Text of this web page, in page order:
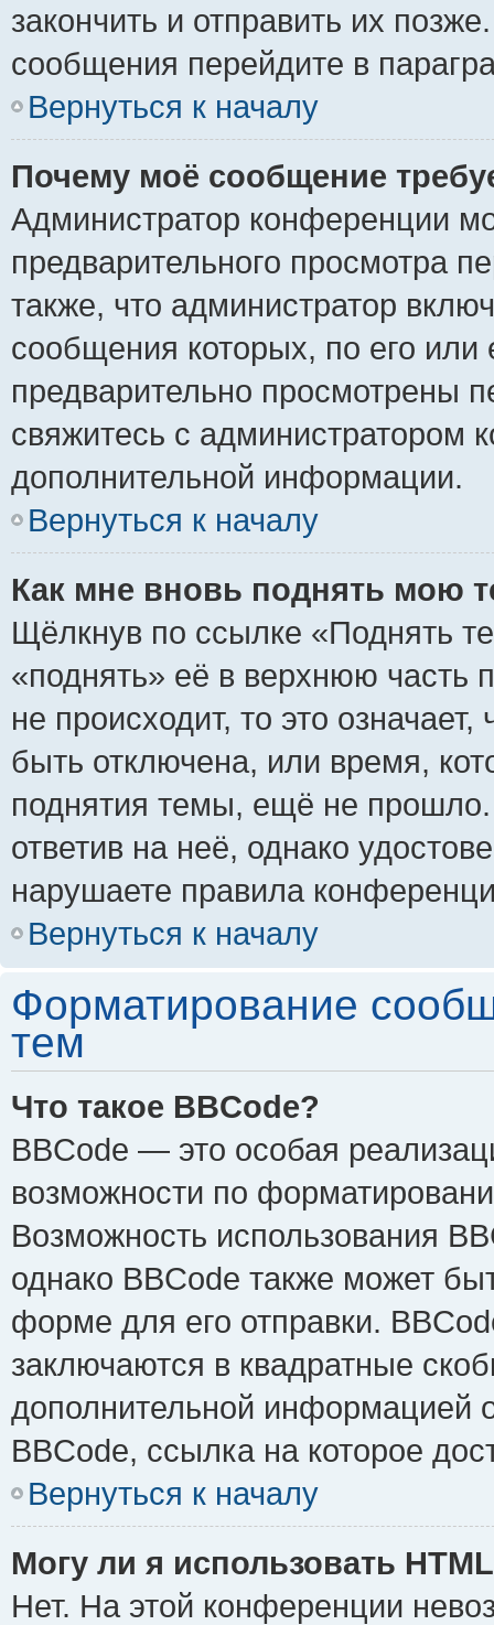
закончить и отправить их
сообщения перейдите в
Вернуться к началу
Почему моё сообщение
Администратор конференции
предварительного просмотра
также, что администратор
сообщения которых, по его
предварительно просмотрены
свяжитесь с администратором
дополнительной информации.
Вернуться к началу
Как мне вновь поднять мою
Щёлкнув по ссылке «Поднять
«поднять» её в верхнюю часть
не происходит, то это
быть отключена, или время,
поднятия темы, ещё не
ответив на неё, однако
нарушаете правила
Вернуться к началу
Форматирование
тем
Что такое BBCode?
BBCode — это особая
возможности по
Возможность использования
однако BBCode также может
форме для его отправки.
заключаются в квадратные
дополнительной информацией
BBCode, ссылка на которое
Вернуться к началу
Могу ли я использовать
Нет. На этой конференции